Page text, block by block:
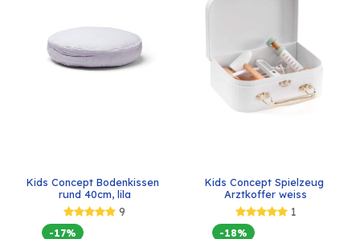
Kids Concept Bodenkissen
rund 40cm, lila
9
-17%
Kids Concept Spielzeug
Arztkoffer weiss
1
-18%